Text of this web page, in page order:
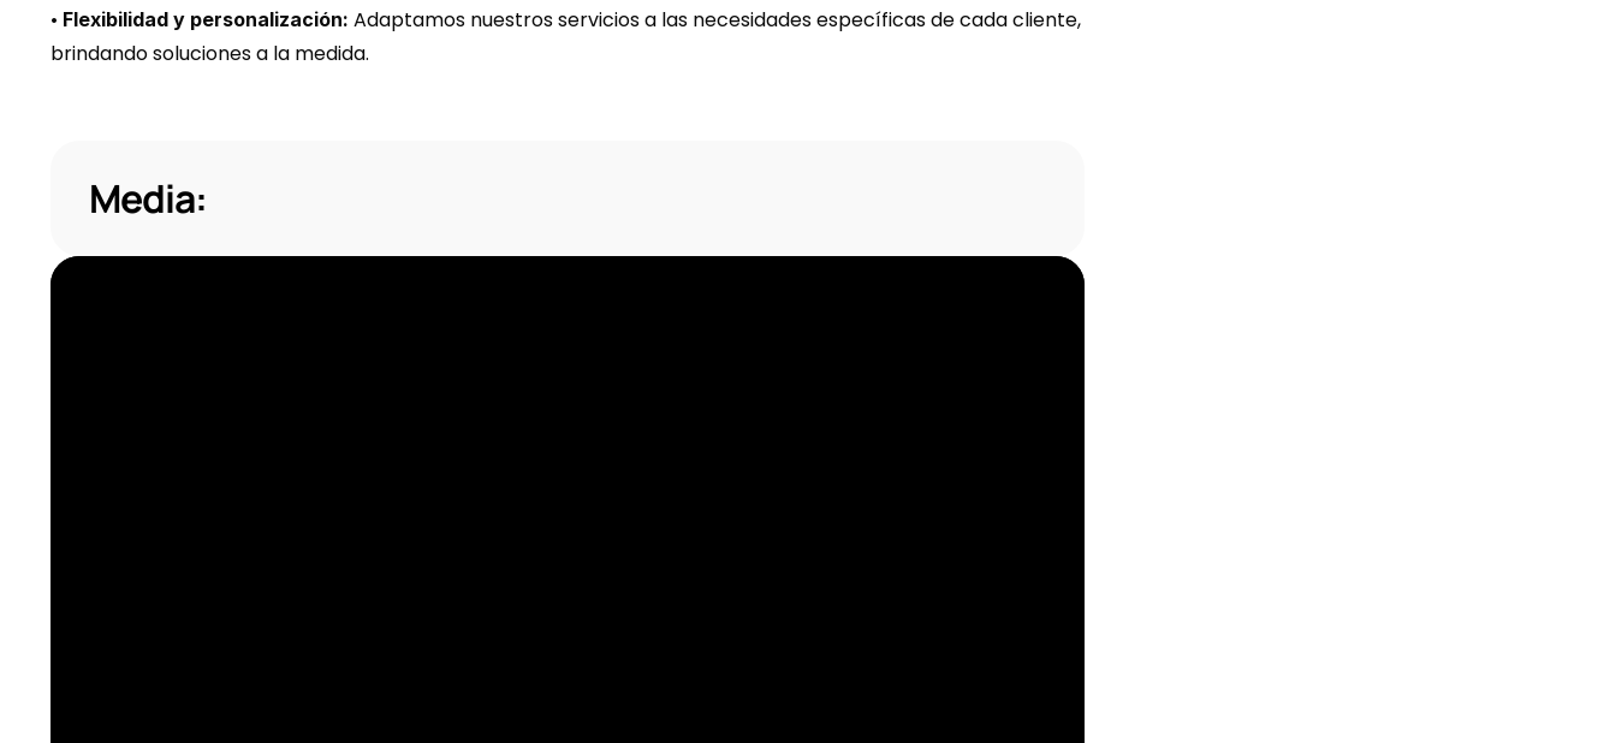
• Flexibilidad y personalización: Adaptamos nuestros servicios a las necesidades específicas de cada cliente,
brindando soluciones a la medida.
Media: